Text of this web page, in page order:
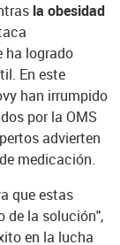
la obesidad
ha logrado
En este
han irrumpido
por la OMS
advierten
medicación.
que estas
de la solución",
en la lucha